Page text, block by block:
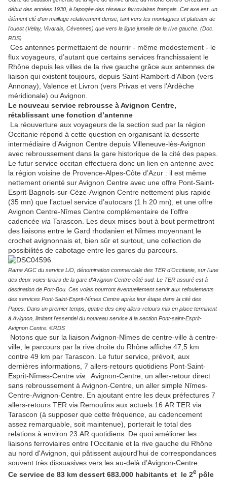
début des années 1930, à l'apogée des réseaux ferroviaires français. Cet axe est un
élément clé d'un maillage relativement dense, tant vers les montagnes et plateaux de
l'ouest (Velay, Vivarais, Cévennes) que vers la ligne jumelle de la rive gauche. (Doc.
RDS)
Ces antennes permettaient de nourrir - même modestement - le
flux voyageurs, d’autant que certains services franchissaient le
Rhône depuis les villes de la rive gauche grâce aux antennes de
liaison qui existent toujours, depuis Saint-Rambert-d’Albon (vers
Annonay), Valence et Livron (vers Privas et vers l’Ardèche
méridionale) ou Avignon.
Le nouveau service rebrousse à Avignon Centre,
rétablissant une fonction d’antenne
La réouverture aux voyageurs de la section sud par la région
Occitanie répond à cette question en organisant la desserte
intermédiaire d’Avignon Centre depuis Villeneuve-lès-Avignon
avec rebroussement dans la gare historique de la cité des papes.
Le futur service occitan effectuera donc un lien en antenne avec
la région voisine de Provence-Alpes-Côte d’Azur : il est même
nettement orienté sur Avignon Centre avec une offre Pont-Saint-
Esprit-Bagnols-sur-Cèze-Avignon Centre nettement plus rapide
(35 mn) que l’actuel service d’autocars (1 h 20 mn), et une offre
Avignon Centre-Nîmes Centre complémentaire de l’offre
cadencée via Tarascon. Les deux mises bout à bout permettront
des liaisons entre le Gard rhodanien et Nîmes moyennant le
crochet avignonnais et, bien sûr et surtout, une collection de
possibilités de cabotage entre les gares du parcours.
Rame AGC du service LiO, dénomination commerciale des TER d'Occitanie, sur l'une
des deux voies-tiroirs de la gare d'Avignon Centre côté sud. Le TER assuré est à
destination de Port-Bou. Ces voies pourront éventuellement servir aux refoulements
des services Pont-Saint-Esprit-Nîmes Centre après leur étape dans la cité des
Papes. Dans un premier temps, quatre des cinq allers-retours mis en place terminent
à Avignon, limitant l'essentiel du nouveau service à la section Pont-saint-Esprit-
Avignon Centre. ©RDS
Notons que sur la liaison Avignon-Nîmes de centre-ville à centre-
ville, le parcours par la rive droite du Rhône affiche 47,5 km
contre 49 km par Tarascon. Le futur service, prévoit, aux
dernières informations, 7 allers-retours quotidiens Pont-Saint-
Esprit-Nîmes-Centre via Avignon-Centre, un aller-retour direct
sans rebroussement à Avignon-Centre, un aller simple Nîmes-
Centre-Avignon-Centre. En ajoutant entre les deux préfectures 7
allers-retours TER via Remoulins aux actuels 16 AR TER via
Tarascon (à supposer que cette fréquence, au cadencement
assez remarquable, soit maintenue), porterait le total des
relations à environ 23 AR quotidiens. De quoi améliorer les
liaisons ferroviaires entre l'Occitanie et la rive gauche du Rhône
au nord d'Avignon, qui pâtissent aujourd'hui de correspondances
souvent très dissuasives vers les au-delà d’Avignon-Centre.
Ce service de 83 km dessert 683.000 habitants et le 2e pôle